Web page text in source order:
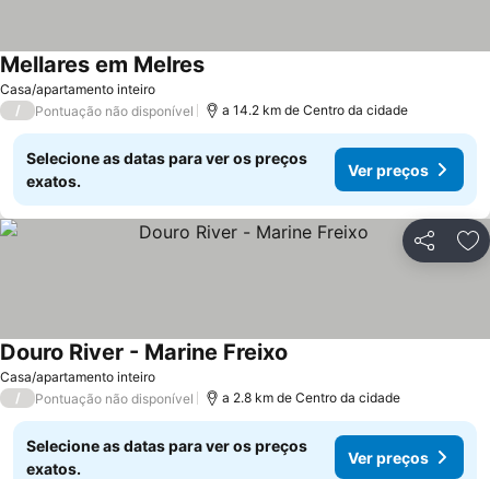
Casa/apartamento inteiro
Mellares em Melres
/ Pontuação não disponível a 14.2 km de Centro da cidade
Selecione as datas para ver os preços
exatos.
Ver preços
Partilhar
Casa/apartamento inteiro
Douro River - Marine Freixo
/ Pontuação não disponível a 2.8 km de Centro da cidade
Selecione as datas para ver os preços
exatos.
Ver preços